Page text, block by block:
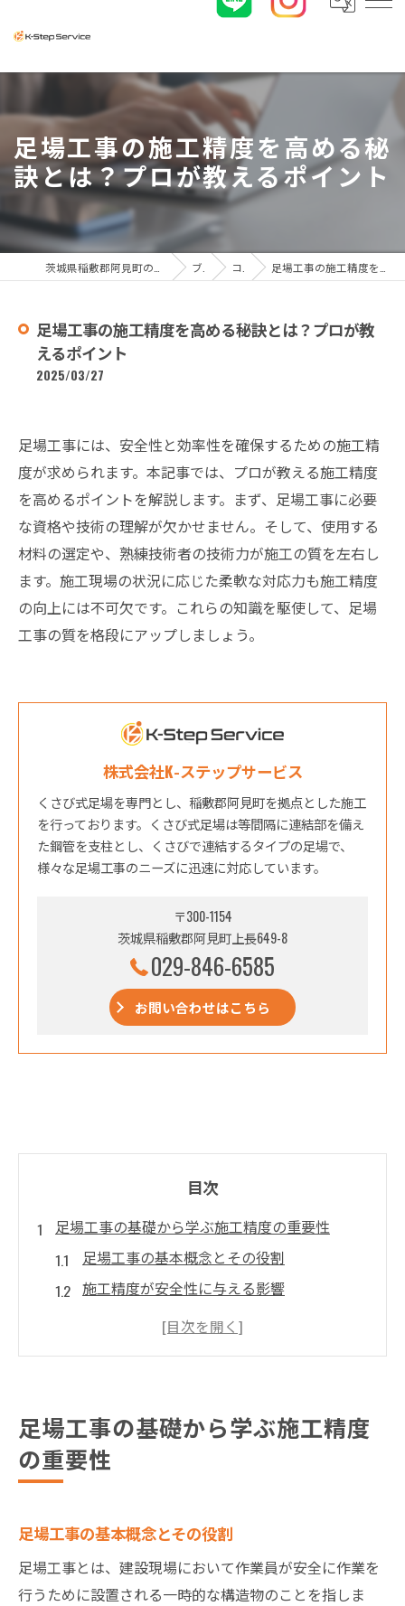
足場工事の施工精度を高める秘
訣とは？プロが教えるポイント
ブログ コラム 足場工事の施工精度を高める秘訣とは？プロが教えるポイント
足場工事の施工精度を高める秘訣とは？プロが教
えるポイント
2025/03/27
足場工事には、安全性と効率性を確保するための施工精
度が求められます。本記事では、プロが教える施工精度
を高めるポイントを解説します。まず、足場工事に必要
な資格や技術の理解が欠かせません。そして、使用する
材料の選定や、熟練技術者の技術力が施工の質を左右し
ます。施工現場の状況に応じた柔軟な対応力も施工精度
の向上には不可欠です。これらの知識を駆使して、足場
工事の質を格段にアップしましょう。
株式会社K-ステップサービス
くさび式足場を専門とし、稲敷郡阿見町を拠点とした施工
を行っております。くさび式足場は等間隔に連結部を備え
た鋼管を支柱とし、くさびで連結するタイプの足場で、
様々な足場工事のニーズに迅速に対応しています。
〒300-1154
茨城県稲敷郡阿見町上長649-8
029-846-6585
お問い合わせはこちら
目次
足場工事の基礎から学ぶ施工精度の重要性
足場工事の基本概念とその役割
施工精度が安全性に与える影響
基礎知識が足場工事に与える恩恵
テップ
施工精度を高めるための足場工事の技術と資格
足場工事の最新技術とその応用
技術者のスキルアップが施工精度を向上さ
せる
足場工事の基礎から学ぶ施工精度
の重要性
足場工事の基本概念とその役割
足場工事とは、建設現場において作業員が安全に作業を
行うために設置される一時的な構造物のことを指しま